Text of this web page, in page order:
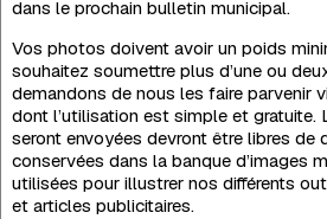
dans le prochain bulletin municipal.
Vos photos doivent avoir un poids
souhaitez soumettre plus d’une ou
demandons de nous les faire parvenir
dont l’utilisation est simple et gratuite.
seront envoyées devront être libres de
conservées dans la banque d’images
utilisées pour illustrer nos différents
et articles publicitaires.